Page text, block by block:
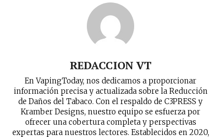
REDACCION VT
En VapingToday, nos dedicamos a proporcionar
información precisa y actualizada sobre la Reducción
de Daños del Tabaco. Con el respaldo de C3PRESS y
Kramber Designs, nuestro equipo se esfuerza por
ofrecer una cobertura completa y perspectivas
expertas para nuestros lectores. Establecidos en 2020,